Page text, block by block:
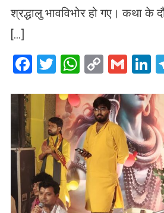
श्रद्धालु भावविभोर हो गए। कथा के
[…]
Facebook
TwitterCopy